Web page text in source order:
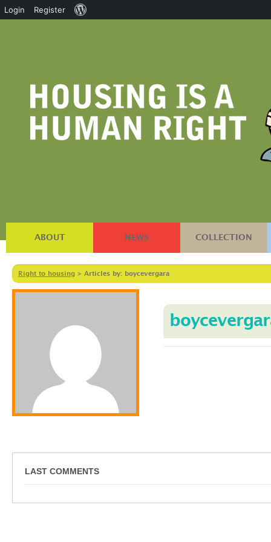
ABOUT NEWS COLLECTION
Right to housing > Articles by: boycevergara
LAST COMMENTS
Login Register